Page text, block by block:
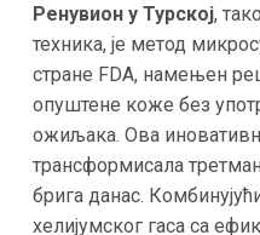
Ренувион у Турској,
техника, је метод
стране FDA, намењен
опуштене коже без
ожиљака. Ова
трансформисала
брига данас.
хелијумског гаса са